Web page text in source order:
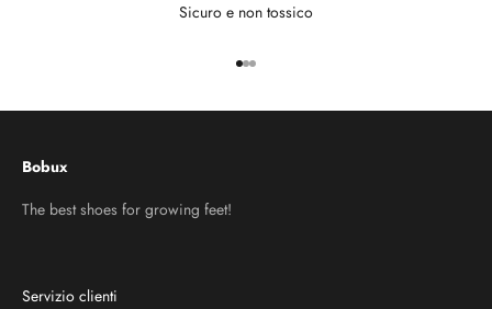
Sicuro e non tossico
Vai all'articolo 1
Vai all'articolo 2
Vai all'articolo 3
Bobux
The best shoes for growing feet!
Servizio clienti